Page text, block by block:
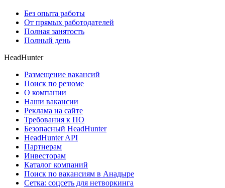
Без опыта работы
От прямых работодателей
Полная занятость
Полный день
HeadHunter
Размещение вакансий
Поиск по резюме
О компании
Наши вакансии
Реклама на сайте
Требования к ПО
Безопасный HeadHunter
HeadHunter API
Партнерам
Инвесторам
Каталог компаний
Поиск по вакансиям в Анадыре
Сетка: соцсеть для нетворкинга